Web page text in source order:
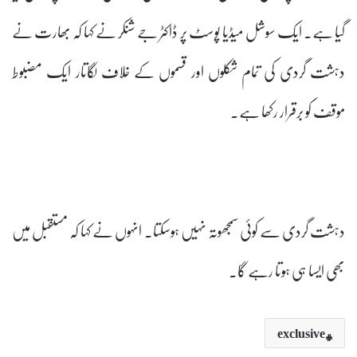
گیا ہے۔ ایک سوشل میڈیا پوسٹ پر ڈاکٹر جے شنکر نے کہا کہ بھارت نے
دہشت گردی کی تمام شکلوں اور قسموں کے خلاف لگاتار ایک مضبوط
موقف کو برقرار رکھا ہے۔
دہشت گردی سے کوئی سمجھوتہ نہیں ہوسکتا۔ انہوں نے کہا کہ مستقبل میں
بھی ایسا ہی ہوتا رہے گا۔
exclusive